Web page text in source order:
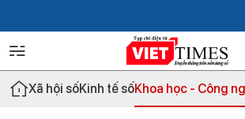
Xã hội sốKinh tế sốKhoa học - Công